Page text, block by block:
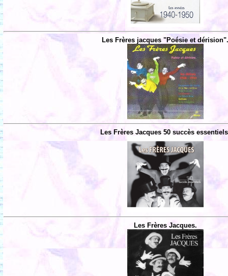
Les Frères jacques "Poésie et
Les Frères Jacques 50 succès
Les Frères Jacques.